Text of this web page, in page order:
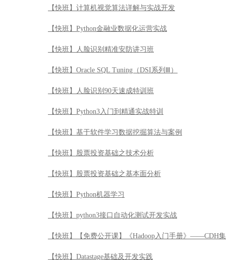
【快班】计算机视觉算法详解与实战开发
【快班】Python金融业数据化运营实战
【快班】人脸识别精准安防讲习班
【快班】Oracle SQL Tuning（DSI系列Ⅲ）
【快班】人脸识别90天速成特训班
【快班】Python3入门到精通实战特训
【快班】基于软件学习数据挖掘算法与案例
【快班】股票投资基础之技术分析
【快班】股票投资基础之基本面分析
【快班】Python机器学习
【快班】python3接口自动化测试开发实战
【快班】【免费公开课】《Hadoop入门手册》——CDH
【快班】Datastage基础及开发实践